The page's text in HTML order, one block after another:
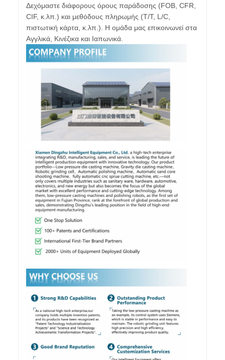
Δεχόμαστε διάφορους όρους παράδοσης (FOB, CFR,
CIF, κ.λπ.) και μεθόδους πληρωμής (T/T, L/C,
πιστωτική κάρτα, κ.λπ.). Η ομάδα μας επικοινωνεί στα
Αγγλικά, Κινέζικα και Ιαπωνικά.